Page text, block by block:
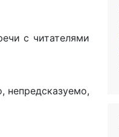
с читателями
непредсказуемо,